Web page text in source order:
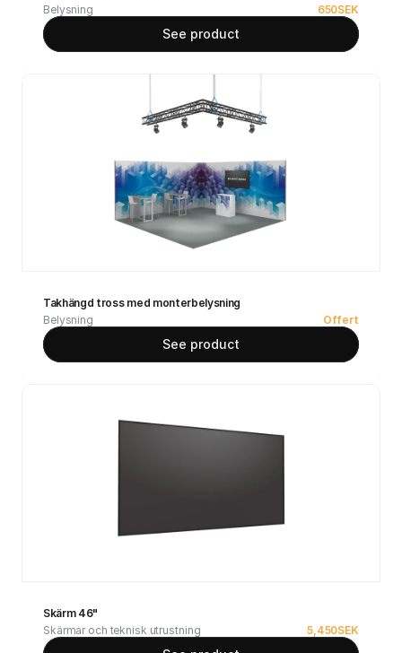
Belysning
650SEK
See product
Takhängd tross med monterbelysning
Belysning
Offert
See product
Skärm 46"
Skärmar och teknisk utrustning
5,450SEK